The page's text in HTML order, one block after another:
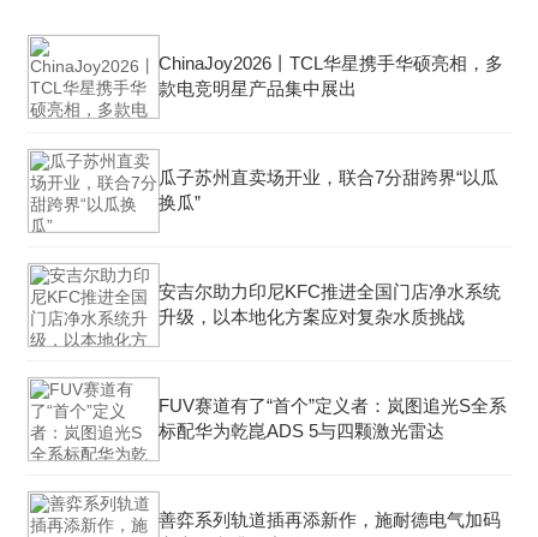
ChinaJoy2026丨TCL华星携手华硕亮相，多
款电竞明星产品集中展出
瓜子苏州直卖场开业，联合7分甜跨界“以瓜
换瓜”
安吉尔助力印尼KFC推进全国门店净水系统
升级，以本地化方案应对复杂水质挑战
FUV赛道有了“首个”定义者：岚图追光S全系
标配华为乾崑ADS 5与四颗激光雷达
善弈系列轨道插再添新作，施耐德电气加码